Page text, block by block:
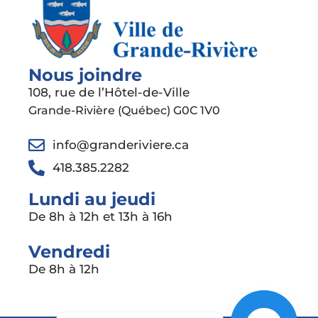
Nous joindre
108, rue de l’Hôtel-de-Ville
Grande-Rivière (Québec) G0C 1V0
info@granderiviere.ca
418.385.2282
Lundi au jeudi
De 8h à 12h et 13h à 16h
Vendredi
De 8h à 12h